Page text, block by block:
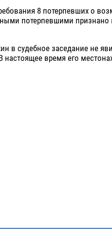
8 потерпевших о
потерпевшими
в судебное заседание не
настоящее время его